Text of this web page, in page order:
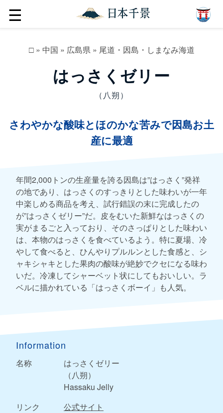
☰
□» 中国 » 広島県» 尾道・因島・しまなみ海道
はっさくゼリー
（八朔）
さわやかな酸味とほのかな苦みで因島お土
産に最適
年間2,000トンの生産量を誇る因島は”はっさく”発祥
の地であり、はっさくのすっきりとした味わいが一年
中楽しめる商品を考え、試行錯誤の末に完成したの
が”はっさくゼリー”だ。皮をむいた新鮮なはっさくの
実がまるごと入っており、そのさっぱりとした味わい
は、本物のはっさくを食べているよう。特に夏場、冷
やして食べると、ひんやりプルルンとした食感と、シ
ャキシャキとした果肉の酸味が絶妙でクセになる味わ
いだ。冷凍してシャーベット状にしてもおいしい。ラ
ベルに描かれている「はっさくボーイ」も人気。
Information
名称
はっさくゼリー
（八朔）
Hassaku Jelly
リンク
公式サイト